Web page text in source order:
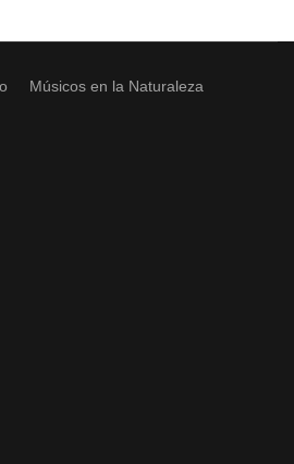
Músicos en la Naturaleza